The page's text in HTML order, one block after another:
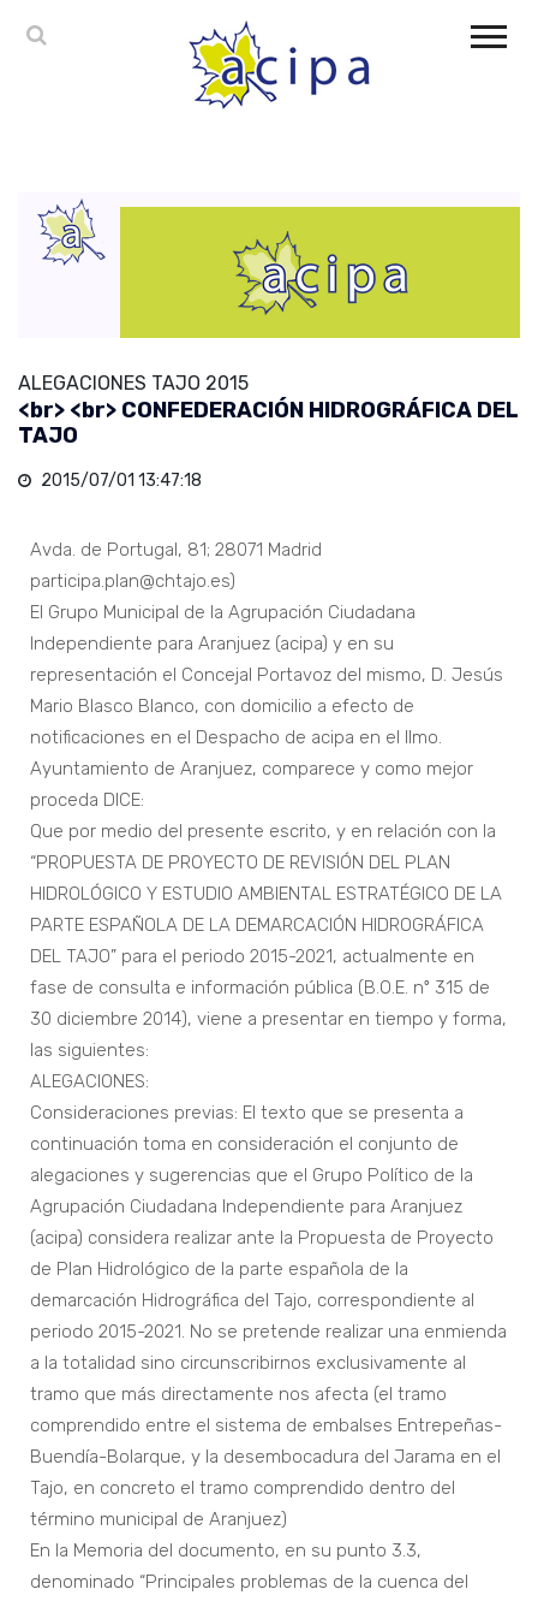
ALEGACIONES TAJO 2015
<br> <br> CONFEDERACIÓN HIDROGRÁFICA DEL
TAJO
2015/07/01 13:47:18
Avda. de Portugal, 81; 28071 Madrid
participa.plan@chtajo.es)
El Grupo Municipal de la Agrupación Ciudadana
Independiente para Aranjuez (acipa) y en su
representación el Concejal Portavoz del mismo, D. Jesús
Mario Blasco Blanco, con domicilio a efecto de
notificaciones en el Despacho de acipa en el Ilmo.
Ayuntamiento de Aranjuez, comparece y como mejor
proceda DICE:
Que por medio del presente escrito, y en relación con la
“PROPUESTA DE PROYECTO DE REVISIÓN DEL PLAN
HIDROLÓGICO Y ESTUDIO AMBIENTAL ESTRATÉGICO DE LA
PARTE ESPAÑOLA DE LA DEMARCACIÓN HIDROGRÁFICA
DEL TAJO” para el periodo 2015-2021, actualmente en
fase de consulta e información pública (B.O.E. nº 315 de
30 diciembre 2014), viene a presentar en tiempo y forma,
las siguientes:
ALEGACIONES:
Consideraciones previas: El texto que se presenta a
continuación toma en consideración el conjunto de
alegaciones y sugerencias que el Grupo Político de la
Agrupación Ciudadana Independiente para Aranjuez
(acipa) considera realizar ante la Propuesta de Proyecto
de Plan Hidrológico de la parte española de la
demarcación Hidrográfica del Tajo, correspondiente al
periodo 2015-2021. No se pretende realizar una enmienda
a la totalidad sino circunscribirnos exclusivamente al
tramo que más directamente nos afecta (el tramo
comprendido entre el sistema de embalses Entrepeñas-
Buendía-Bolarque, y la desembocadura del Jarama en el
Tajo, en concreto el tramo comprendido dentro del
término municipal de Aranjuez)
En la Memoria del documento, en su punto 3.3,
denominado “Principales problemas de la cuenca del